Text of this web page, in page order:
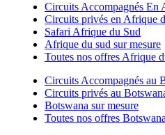
Circuits Accompagnés En
Circuits privés en Afrique
Safari Afrique du Sud
Afrique du sud sur mesure
Toutes nos offres Afrique
Circuits Accompagnés au
Circuits privés au
Botswana sur mesure
Toutes nos offres Botswana